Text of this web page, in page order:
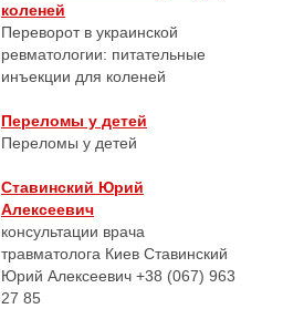
коленей
Переворот в украинской
ревматологии: питательные
инъекции для коленей
Переломы у детей
Переломы у детей
Ставинский Юрий
Алексеевич
консультации врача
травматолога Киев Ставинский
Юрий Алексеевич +38 (067) 963
27 85